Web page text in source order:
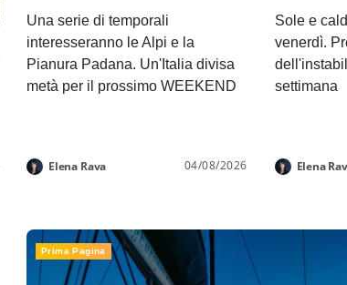
Una serie di temporali
interesseranno le Alpi e la
Pianura Padana. Un'Italia divisa
metà per il prossimo WEEKEND
Elena Rava 04/08/2026
Sole e
venerdì.
settimana
Elena
Prima Pagina